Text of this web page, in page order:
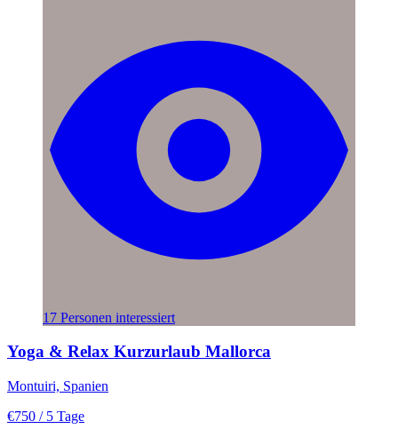
17 Personen interessiert
Yoga & Relax Kurzurlaub Mallorca
Montuiri, Spanien
€750 / 5 Tage